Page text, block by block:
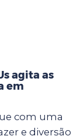
agita as
em
com uma
e diversão